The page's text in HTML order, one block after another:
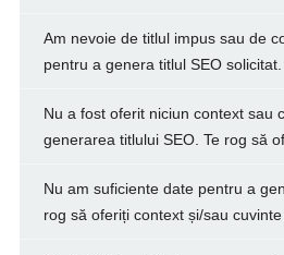
Am nevoie de titlul impus sau de
pentru a genera titlul SEO solicitat.
Nu a fost oferit niciun context sau
generarea titlului SEO. Te rog să
Nu am suficiente date pentru a
rog să oferiți context și/sau cuvinte